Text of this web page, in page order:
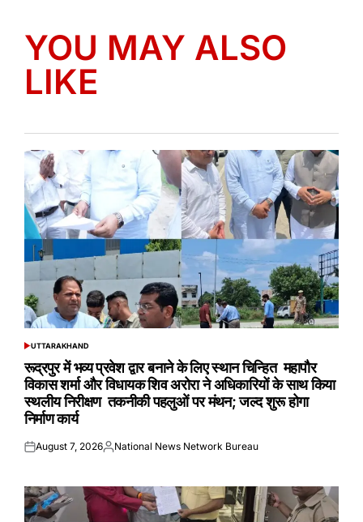
YOU MAY ALSO
LIKE
POSTED
UTTARAKHAND
रूद्रपुर में भव्य प्रवेश द्वार बनाने के लिए स्थान चिन्हित महापौर
विकास शर्मा और विधायक शिव अरोरा ने अधिकारियों के साथ किया
स्थलीय निरीक्षण तकनीकी पहलुओं पर मंथन; जल्द शुरू होगा
निर्माण कार्य
Posted
August 7, 2026Posted
National News Network Bureau